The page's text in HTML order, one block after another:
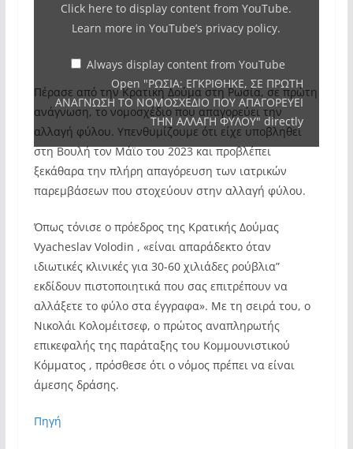
ΠΡΩΤΗ
ΤΟ
ΝΟΜΟΣΧΕΔΙΟ
ΠΟΥ
ΑΠΑΓΟΡΕΥΕΙ
ΤΗΝ
ΑΛΛΑΓΗ
ΦΥΛΟΥ"
YouTube
Click here to display content from YouTube.
Learn more inYouTube’s privacy policy.
Always display content from YouTube
Open "ΡΩΣΙΑ: ΕΓΚΡΙΘΗΚΕ, ΣΕ ΠΡΩΤΗ
ΑΝΑΓΝΩΣΗ ΤΟ ΝΟΜΟΣΧΕΔΙΟ ΠΟΥ ΑΠΑΓΟΡΕΥΕΙ
ΤΗΝ ΑΛΛΑΓΗ ΦΥΛΟΥ" directly
Πέρασε από την Κρατική Δούμα στη Ρωσία, σε πρώτη
ανάγνωση, το νομοσχέδιο που απαγορεύει την
αλλαγή φύλου. Υπενθυμίζουμε ότι είχε υποβληθεί
στη Βουλή τον Μάϊο του 2023 και προβλέπει
ξεκάθαρα την πλήρη απαγόρευση των ιατρικών
παρεμβάσεων που στοχεύουν στην αλλαγή φύλου.
Όπως τόνισε ο πρόεδρος της Κρατικής Δούμας
Vyacheslav Volodin , «είναι απαράδεκτο όταν
ιδιωτικές κλινικές για 30-60 χιλιάδες ρούβλια”
εκδίδουν πιστοποιητικά που σας επιτρέπουν να
αλλάξετε το φύλο στα έγγραφα». Με τη σειρά του, ο
Νικολάι Κολομέιτσεφ, ο πρώτος αναπληρωτής
επικεφαλής της παράταξης του Κομμουνιστικού
Κόμματος , πρόσθεσε ότι ο νόμος πρέπει να είναι
άμεσης δράσης.
Πηγή